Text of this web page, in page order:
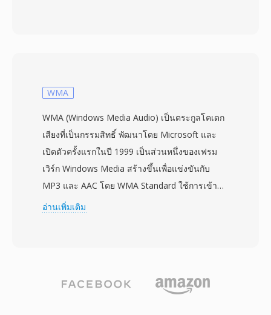
สูงสุด 48 kHz ซึ่งเป็นข้อกำหนดระดับมืออาชีพบน
PCM และ A-law/mu-law ให้เลือกระหว่างความ
การแปลงมีในปัจจุบันผ่าน SoX และ libsndfile
ความสามารถสเตอริโอ 16 บิตที่ล้ำหน้ากว่าเสียง
Amiga ทั่วไป และค่าใช้จ่ายน้อยที่เหลือพื้นที่ CPU
WMA
WMA (Windows Media Audio) เป็นตระกูลโคเดก
เสียงที่เป็นกรรมสิทธิ์ พัฒนาโดย Microsoft และ
เปิดตัวครั้งแรกในปี 1999 เป็นส่วนหนึ่งของเฟรม
เวิร์ก Windows Media สร้างขึ้นเพื่อแข่งขันกับ
MP3 และ AAC โดย WMA Standard ใช้การเข้า
รหัสเชิงการรับรู้เพื่อให้คุณภาพใกล้เคียง CD ที่บิต
Lossless สำหรับการบีบอัดแบบไม่สูญเสียคุณภาพ
อ่านเพิ่มเติม